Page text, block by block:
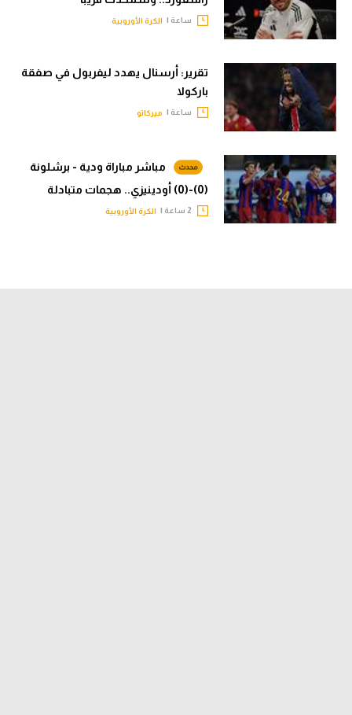
ساعة | الكرة الأوروبية
تقرير: أرسنال يهدد ليفربول في صفقة
باركولا
ساعة | ميركاتو
مباشر مباراة ودية - برشلونة
(0)-(0) أودينيزي.. هجمات متبادلة
الكرة الأوروبية